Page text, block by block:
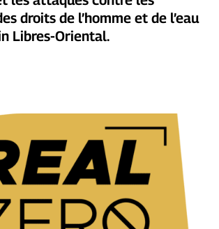
droits de l’homme et de l’eau
Libres-Oriental.